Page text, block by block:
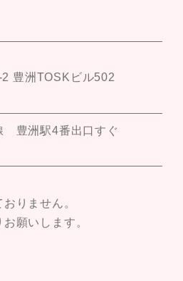
豊洲TOSKビル502
豊洲駅4番出口すぐ
りません。
願いします。